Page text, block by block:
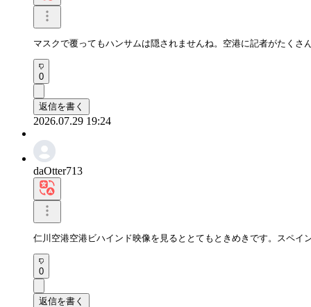
マスクで覆ってもハンサムは隠されませんね。空港に記者がたくさ
0
返信を書く
2026.07.29 19:24
daOtter713
仁川空港空港ビハインド映像を見るととてもときめきです。スペ
0
返信を書く